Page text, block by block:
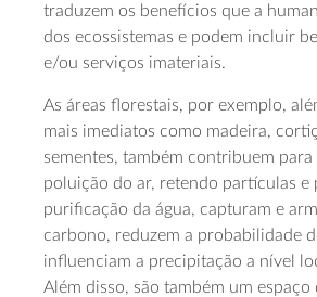
traduzem os benefícios que a
dos ecossistemas e podem incluir
e/ou serviços imateriais.
As áreas florestais, por exemplo,
mais imediatos como madeira,
sementes, também contribuem para
poluição do ar, retendo partículas e
purificação da água, capturam e
carbono, reduzem a probabilidade
influenciam a precipitação a nível
Além disso, são também um espaço